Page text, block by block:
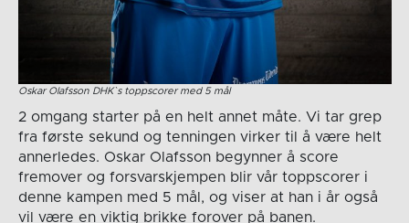
Oskar Olafsson DHK`s toppscorer med 5 mål
2 omgang starter på en helt annet måte. Vi tar grep
fra første sekund og tenningen virker til å være helt
annerledes. Oskar Olafsson begynner å score
fremover og forsvarskjempen blir vår toppscorer i
denne kampen med 5 mål, og viser at han i år også
vil være en viktig brikke forover på banen.